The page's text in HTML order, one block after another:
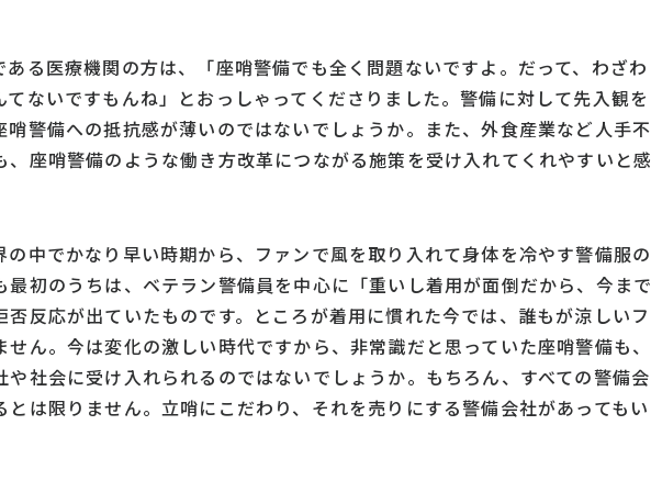
る医療機関の方は、「座哨警備でも全く問題ないですよ。だって、わざわ
てないですもんね」とおっしゃってくださりました。警備に対して先入観を
警備への抵抗感が薄いのではないでしょうか。また、外食産業など人手不
、座哨警備のような働き方改革につながる施策を受け入れてくれやすいと感
の中でかなり早い時期から、ファンで風を取り入れて身体を冷やす警備服の
初のうちは、ベテラン警備員を中心に「重いし着用が面倒だから、今まで
反応が出ていたものです。ところが着用に慣れた今では、誰もが涼しいフ
ん。今は変化の激しい時代ですから、非常識だと思っていた座哨警備も、
社会に受け入れられるのではないでしょうか。もちろん、すべての警備会
は限りません。立哨にこだわり、それを売りにする警備会社があってもい